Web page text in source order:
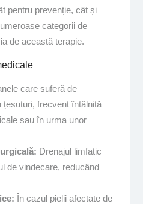
pentru prevenție, cât și
categorii de
de această terapie.
care suferă de
frecvent întâlnită
sau în urma unor
Drenajul limfatic
de vindecare, reducând
În cazul pielii afectate de